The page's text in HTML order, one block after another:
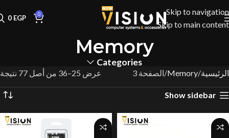
Skip to navigation
Skip to main content
0
0 EGP
Memory
Categories
الرئيسية Memory الصفحة 3 عرض 25–36 من أصل 77 نتيجة
Show sidebar